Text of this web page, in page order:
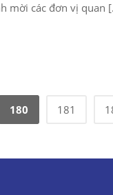
mời các đơn vị quan
180 181